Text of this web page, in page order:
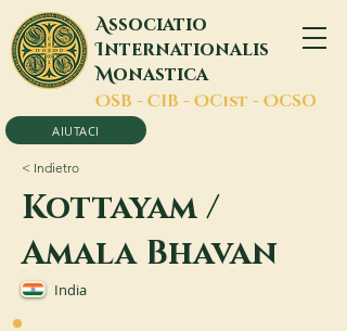
Associatio
Internationalis
Monastica
OSB - CIB - OCist - OCSO
AIUTACI
< Indietro
Kottayam /
Amala Bhavan
India